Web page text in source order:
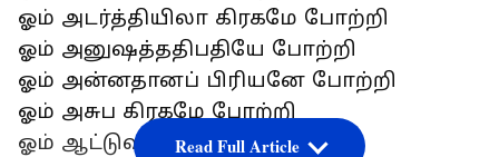
ஓம் அடர்த்தியிலா கிரகமே போற்றி
ஓம் அனுஷத்ததிபதியே போற்றி
ஓம் அன்னதானப் பிரியனே போற்றி
ஓம் அசுப கிரகமே போற்றி
ஓம் ஆட்டுவிப்பவனே போற்றி
Read Full Article